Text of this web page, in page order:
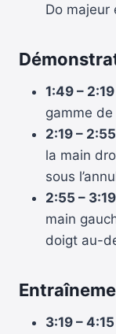
Do majeur
1:49 – 2:19
gamme
2:19 – 2:55
la main
sous
2:55 – 3:19
main
doigt au-
3:19 – 4:15